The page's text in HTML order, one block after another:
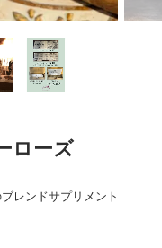
ローズ
レンドサプリメント